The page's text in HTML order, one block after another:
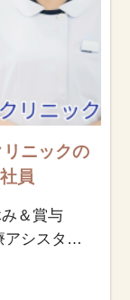
ニックの
員
＆賞与
シスタン
が好きな